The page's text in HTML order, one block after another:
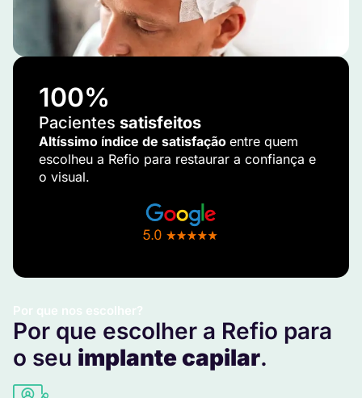
Por que nos escolher?
Por que escolher a Refio para
o seu implante capilar.
100%
Pacientes satisfeitos
Altíssimo índice de satisfação entre quem
escolheu a Refio para restaurar a confiança e
o visual.